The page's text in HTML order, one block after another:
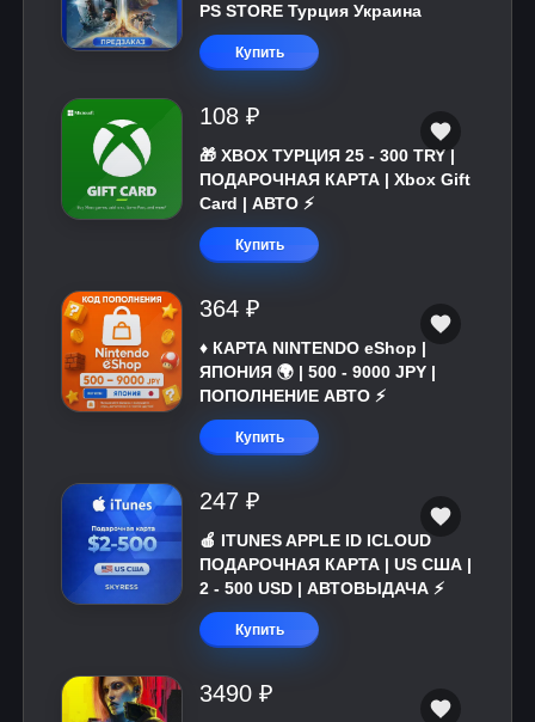
PS STORE Турция Украина
Купить
108 ₽
🎁 XBOX ТУРЦИЯ 25 - 300 TRY |
ПОДАРОЧНАЯ КАРТА | Xbox Gift
Card | АВТО ⚡
Купить
364 ₽
♦️ КАРТА NINTENDO eShop |
ЯПОНИЯ 🌍 | 500 - 9000 JPY |
ПОПОЛНЕНИЕ АВТО ⚡
Купить
247 ₽
🍎 ITUNES APPLE ID ICLOUD
ПОДАРОЧНАЯ КАРТА | US США |
2 - 500 USD | АВТОВЫДАЧА ⚡️
Купить
3490 ₽